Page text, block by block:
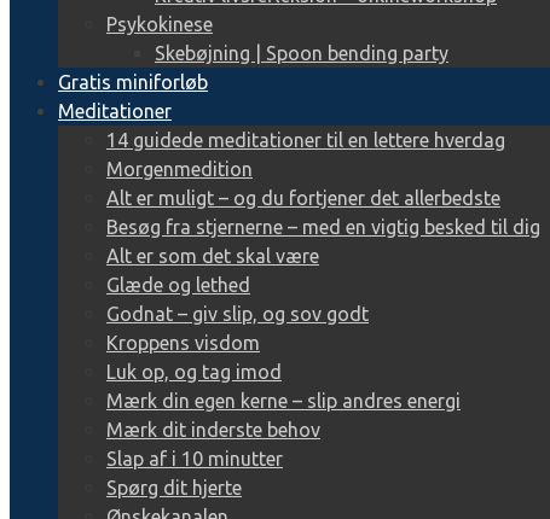
Psykokinese
Skebøjning | Spoon bending party
Gratis miniforløb
Meditationer
14 guidede meditationer til en lettere hverdag
Morgenmedition
Alt er muligt – og du fortjener det allerbedste
Besøg fra stjernerne – med en vigtig besked til dig
Alt er som det skal være
Glæde og lethed
Godnat – giv slip, og sov godt
Kroppens visdom
Luk op, og tag imod
Mærk din egen kerne – slip andres energi
Mærk dit inderste behov
Slap af i 10 minutter
Spørg dit hjerte